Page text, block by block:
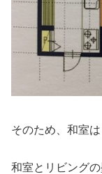
そのため、和室
和室とリビング